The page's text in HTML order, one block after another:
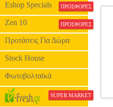
Eshop Specials ΠΡΟΣΦΟΡΕΣ
Zen 10 ΠΡΟΣΦΟΡΕΣ
Προτάσεις Για Δώρα
Stock House
Φωτοβολταϊκά
SUPER MARKET
ΟΙ